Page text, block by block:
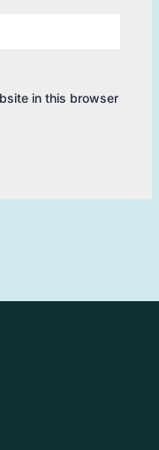
in this browser